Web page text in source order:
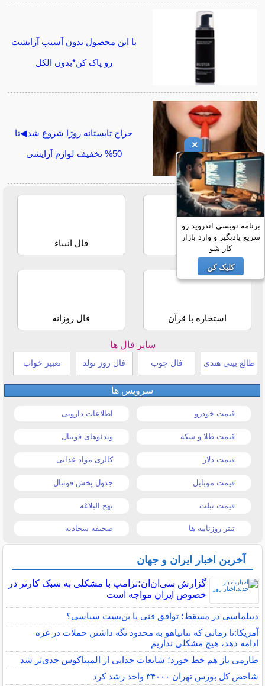
با این محصول بدون آسیب آرایشت
رو پاک کن*بدون الکل
حراج تابستانه روژا شروع شد◀تا
50% تخفیف لوازم آرایشی
فال حافظ فال انبیاء
استخاره با قرآن فال روزانه
سایر فال ها
طالع بینی هندی فال چوب فال روز تولد تعبیر خواب
سرویس ها
قیمت خودرو اطلاعات دارویی
قیمت طلا و سکه ویدئوهای فوتبال
قیمت دلار کالری مواد غذایی
قیمت موبایل جدول پخش فوتبال
قیمت تبلت نهج البلاغه
تیتر روزنامه ها صحیفه سجادیه
آخرین اخبار ایران و جهان
گزارش سی‌ان‌ان؛ترامپ با مشکلی به سبک کارتر در
خصوص ایران مواجه است
دیپلماسی در مسقط؛ توافق فنی یا بن‌بست سیاسی؟
آمریکا:تا زمانی که نتانیاهو به محدود نگه داشتن حملات در غزه
ادامه دهد، هیچ مشکلی نداریم
طارمی باز هم خط خورد؛ شایعات جدایی از المپیاکوس جدی‌تر شد
شاخص کل بورس تهران ۳۴۰۰۰ واحد رشد کرد
×
برنامه نویسی اندروید رو
سریع یادبگیر و وارد بازار
کار شو
کلیک کن